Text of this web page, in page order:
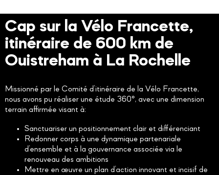
Cap sur la Vélo Francette,
itinéraire de 600 km de
Ouistreham à La Rochelle
Missionné par le Comité d’itinéraire de la Vélo Francette,
nous avons pu réaliser une étude 360°, avec une dimension
terrain affirmée visant à:
Sanctuariser un positionnement clair et différenciant
Redonner corps à une dynamique partenariale
d’ensemble et à la gouvernance associée via le
renouveau des ambitions
Mettre en œuvre un plan d’action innovant et incisif de